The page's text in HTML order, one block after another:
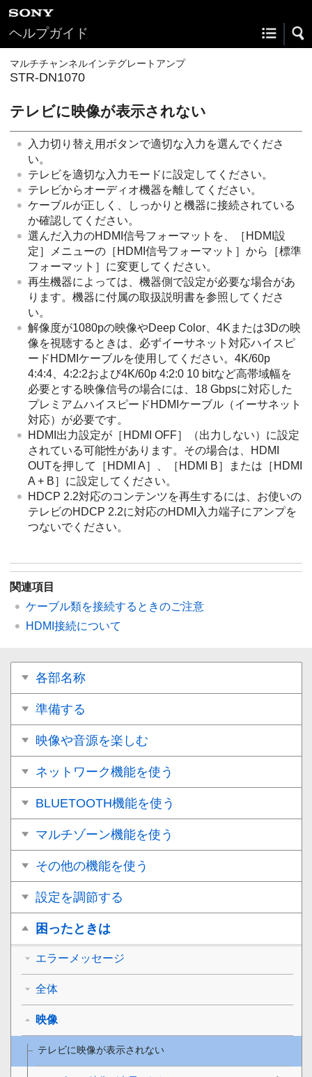
ヘルプガイド
マルチチャンネルインテグレートアンプ
STR-DN1070
テレビに映像が表示されない
入力切り替え用ボタンで適切な入力を選んでくださ
い。
テレビを適切な入力モードに設定してください。
テレビからオーディオ機器を離してください。
ケーブルが正しく、しっかりと機器に接続されている
か確認してください。
選んだ入力のHDMI信号フォーマットを、［ HDMI設
定］メニューの［ HDMI信号フォーマット ］から［標準
フォーマット ］に変更してください。
再生機器によっては、機器側で設定が必要な場合があ
ります。機器に付属の取扱説明書を参照してくださ
い。
解像度が1080pの映像やDeep Color、4Kまたは3Dの映
像を視聴するときは、必ずイーサネット対応ハイスピ
ードHDMIケーブルを使用してください。4K/60p
4:4:4、4:2:2および4K/60p 4:2:0 10 bitなど高帯域幅を
必要とする映像信号の場合には、18 Gbpsに対応した
プレミアムハイスピードHDMIケーブル（イーサネット
対応）が必要です。
HDMI出力設定が［ HDMI OFF］（出力しない）に設定
されている可能性があります。その場合は、
HDMI
OUTを押して［ HDMI A］、［ HDMI B］または［ HDMI
A + B］に設定してください。
HDCP 2.2対応のコンテンツを再生するには、お使いの
テレビのHDCP 2.2に対応のHDMI入力端子にアンプを
つないでください。
関連項目
ケーブル類を接続するときのご注意
HDMI接続について
各部名称
準備する
映像や音源を楽しむ
ネットワーク機能を使う
BLUETOOTH機能を使う
マルチゾーン機能を使う
その他の機能を使う
設定を調節する
困ったときは
エラーメッセージ
全体
映像
テレビに映像が表示されない